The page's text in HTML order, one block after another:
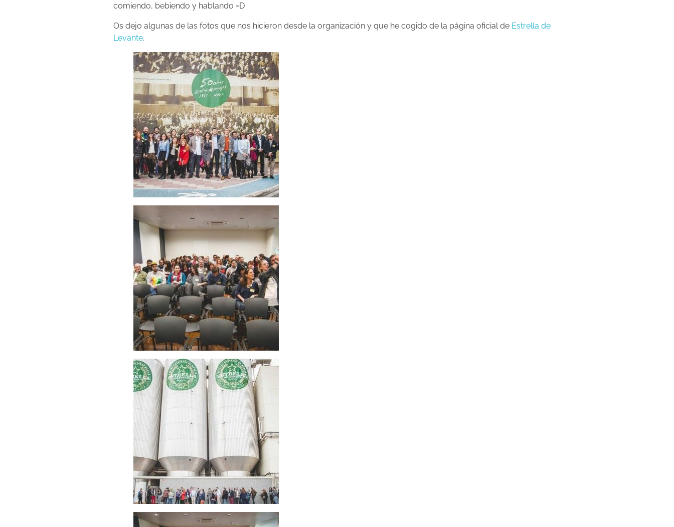
comiendo, bebiendo y hablando =D
Os dejo algunas de las fotos que nos hicieron desde la organización y que he cogido de la página oficial de Estrella de
Levante.